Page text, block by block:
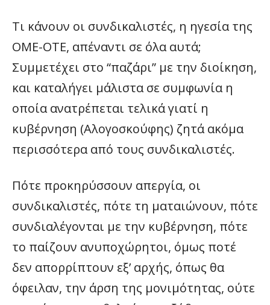
Τι κάνουν οι συνδικαλιστές, η ηγεσία της
ΟΜΕ-ΟΤΕ, απέναντι σε όλα αυτά;
Συμμετέχει στο “παζάρι” με την διοίκηση,
και καταλήγει μάλιστα σε συμφωνία η
οποία ανατρέπεται τελικά γιατί η
κυβέρνηση (Αλογοσκούφης) ζητά ακόμα
περισσότερα από τους συνδικαλιστές.
Πότε προκηρύσσουν απεργία, οι
συνδικαλιστές, πότε τη ματαιώνουν, πότε
συνδιαλέγονται με την κυβέρνηση, πότε
το παίζουν ανυποχώρητοι, όμως ποτέ
δεν απορρίπτουν εξ’ αρχής, όπως θα
όφειλαν, την άρση της μονιμότητας, ούτε